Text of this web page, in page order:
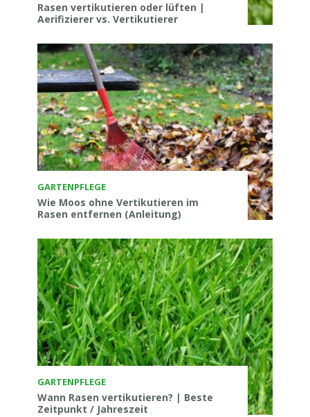
Rasen vertikutieren oder lüften |
Aerifizierer vs. Vertikutierer
GARTENPFLEGE
Wie Moos ohne Vertikutieren im
Rasen entfernen (Anleitung)
GARTENPFLEGE
Wann Rasen vertikutieren? | Beste
Zeitpunkt / Jahreszeit